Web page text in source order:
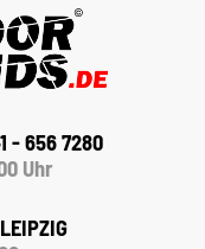
- 656 7280
Uhr